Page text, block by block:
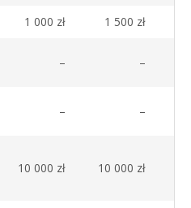
1 000 zł 1 500 zł
– –
– –
10 000 zł 10 000 zł